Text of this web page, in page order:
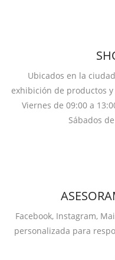
Ubicados en la
exhibición de productos
Viernes de 09:00 a
Sábados
Facebook, Instagram,
personalizada para